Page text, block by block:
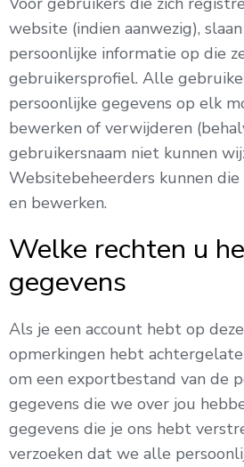
website (indien aanwezig),
persoonlijke informatie op die
gebruikersprofiel. Alle
persoonlijke gegevens op elk
bewerken of verwijderen
gebruikersnaam niet kunnen
Websitebeheerders kunnen
en bewerken.
Welke rechten u
gegevens
Als je een account hebt op
opmerkingen hebt
om een exportbestand van de
gegevens die we over jou
gegevens die je ons hebt
verzoeken dat we alle